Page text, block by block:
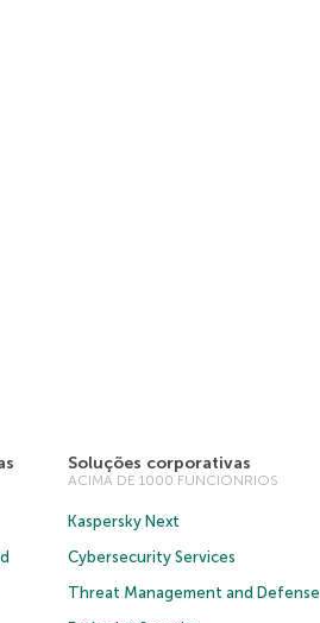
Soluções corporativas
ACIMA DE 1000 FUNCIONRIOS
Kaspersky Next
Cybersecurity Services
Threat Management and Defense